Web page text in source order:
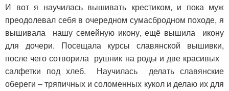
И вот я научилась вышивать крестиком, и пока муж
преодолевал себя в очередном сумасбродном походе, я
вышивала нашу семейную икону, ещё вышила икону
для дочери. Посещала курсы славянской вышивки,
после чего сотворила рушник на роды и две красивых
салфетки под хлеб. Научилась делать славянские
обереги – тряпичных и соломенных кукол и делаю их для